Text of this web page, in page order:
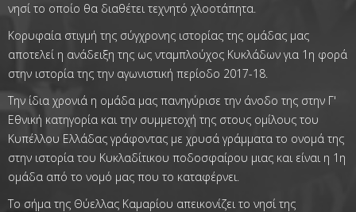
νησί το οποίο θα διαθέτει τεχνητό χλοοτάπητα.
Κορυφαία στιγμή της σύγχρονης ιστορίας της ομάδας μας
αποτελεί η ανάδειξη της ως νταμπλούχος Κυκλάδων για 1η φορά
στην ιστορία της την αγωνιστική περίοδο 2017-18.
Την ίδια χρονιά η ομάδα μας πανηγύρισε την άνοδο της στην Γ'
Εθνική κατηγορία και την συμμετοχή της στους ομίλους του
Κυπέλλου Ελλάδας γράφοντας με χρυσά γράμματα το ονομά της
στην ιστορία του Κυκλαδίτικου ποδοσφαίρου μιας και είναι η 1η
ομάδα από το νομό μας που το καταφέρνει.
Το σήμα της Θύελλας Καμαρίου απεικονίζει το νησί της